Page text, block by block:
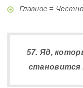
Главное = Честно
57. Яд,
становится